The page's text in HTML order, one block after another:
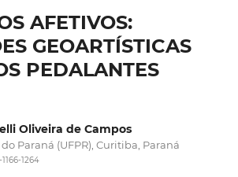
AFETIVOS:
GEOARTÍSTICAS
PEDALANTES
Oliveira de Campos
Paraná (UFPR), Curitiba, Paraná
1264